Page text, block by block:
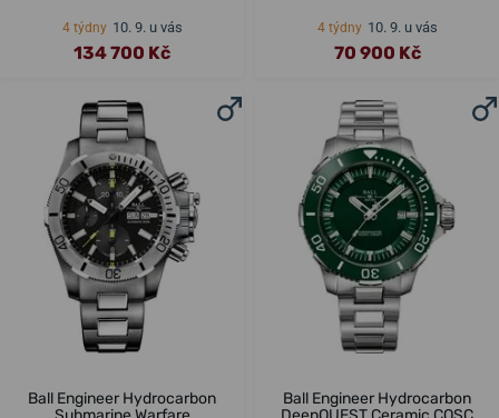
4 týdny 10. 9. u vás
134 700 Kč
4 týdny 10. 9. u vás
70 900 Kč
Ball Engineer Hydrocarbon
Ball Engineer Hydrocarbon